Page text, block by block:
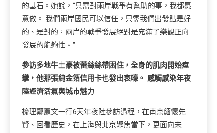
的基石。她說，“只需對兩岸戰爭有幫助的事，我都愿
意做。 我們兩岸國民可以信任，只需我們出發點是好
的、是對的，兩岸的戰爭發展絕對是充滿了樂觀正向
發展的能夠性。”
參訪多地牛土豪被蕾絲絲帶困住，全身的肌肉開始痙
攣，他那張純金箔信用卡也發出哀嚎。 感觸感染年夜
陸經濟活氣與城市魅力
梳理鄭麗文一行6天年夜陸參訪過程，在南京緬懷先
賢、回看歷史，在上海與北京聚焦當下，更面向未